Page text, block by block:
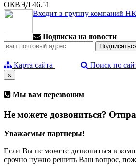
ОКВЭД 46.51
Входит в группу компаний
Подписка на новости
Карта сайта Поиск по
x
Мы вам перезвоним
Не можете дозвониться?
Уважаемые партнеры!
Если Вы не можете дозвониться в
срочно нужно решить Ваш вопрос,